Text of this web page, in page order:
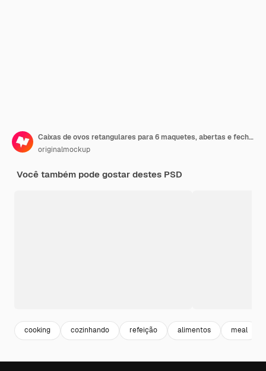
Caixas de ovos retangulares para 6 maquetes, abertas e fechadas
originalmockup
Você também pode gostar destes PSD
cooking cozinhando refeição alimentos meal